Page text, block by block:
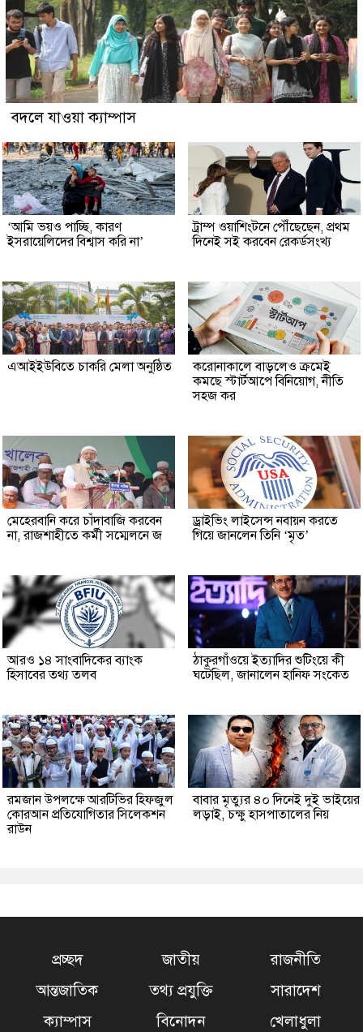
বদলে যাওয়া ক্যাম্পাস
‘আমি ভয়ও পাচ্ছি, কারণ
ইসরায়েলিদের বিশ্বাস করি না’
ট্রাম্প ওয়াশিংটনে পৌঁছেছেন, প্রথম
দিনেই সই করবেন রেকর্ডসংখ্য
এআইইউবিতে চাকরি মেলা অনুষ্ঠিত
করোনাকালে বাড়লেও ক্রমেই
কমছে স্টার্টআপে বিনিয়োগ, নীতি
সহজ কর
মেহেরবানি করে চাঁদাবাজি করবেন
না, রাজশাহীতে কর্মী সম্মেলনে জ
ড্রাইভিং লাইসেন্স নবায়ন করতে
গিয়ে জানলেন তিনি ‘মৃত’
আরও ১৪ সাংবাদিকের ব্যাংক
হিসাবের তথ্য তলব
ঠাকুরগাঁওয়ে ইত্যাদির শুটিংয়ে কী
ঘটেছিল, জানালেন হানিফ সংকেত
রমজান উপলক্ষে আরটিভির হিফজুল
কোরআন প্রতিযোগিতার সিলেকশন
রাউন
বাবার মৃত্যুর ৪০ দিনেই দুই ভাইয়ের
লড়াই, চক্ষু হাসপাতালের নিয়
প্রচ্ছদ জাতীয়
রাজনীতি
আন্তজাতিক
তথ্য প্রযুক্তি
সারাদেশ
ক্যাম্পাস
বিনোদন
খেলাধুলা